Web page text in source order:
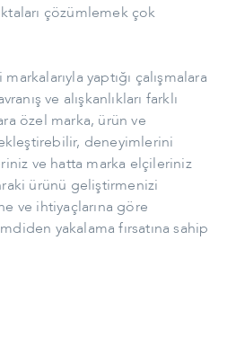
çözümlemek çok
yaptığı çalışmalara
ve alışkanlıkları farklı
özel marka, ürün ve
deneyimlerini
ve hatta marka elçileriniz
ürünü geliştirmenizi
ve ihtiyaçlarına göre
yakalama fırsatına sahip